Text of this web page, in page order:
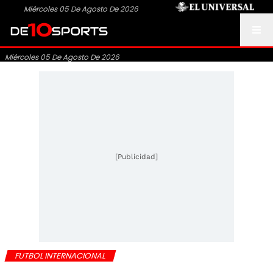
Miércoles 05 De Agosto De 2026
Miércoles 05 De Agosto De 2026
[Publicidad]
FUTBOL INTERNACIONAL